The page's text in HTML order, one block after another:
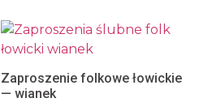
Zaproszenie folkowe łowickie
— wianek